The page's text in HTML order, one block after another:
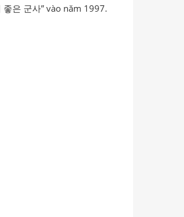
은 군사” vào năm 1997.